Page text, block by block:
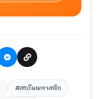
#สกรีนพลาสติก